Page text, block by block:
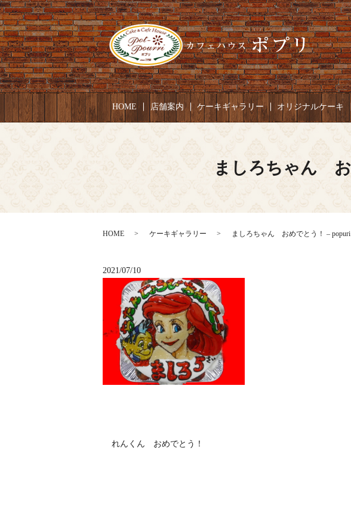
HOME 店舗案内 ケーキギャラリー オリジナルケーキ
ましろちゃん お
HOME ケーキギャラリー ましろちゃん おめでとう！ – popuri
2021/07/10
れんくん おめでとう！